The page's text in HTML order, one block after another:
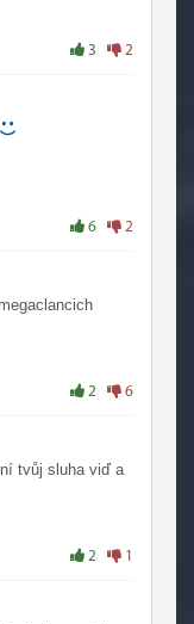
ohledně
bych mohl
:-)
3 2
6 2
2 6
tvůj sluha viď a
2 1